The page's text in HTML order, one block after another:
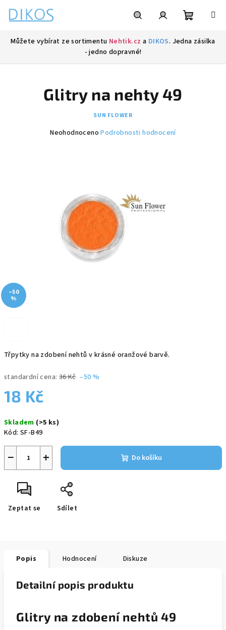
obsah
Můžete vybírat ze sortimentu Nehtik.cz a DIKOS. Jedna zásilka
- jedno dopravné!
Třpytky na zdobení nehtů v krásné oranžové barvě.
standardní cena: 36 Kč –50 %
18 Kč
cena:
Skladem (>5 ks)
Kód: SF-B49
+
− Do košíku
Zeptat se Sdílet
Glitry na nehty 49
SUN FLOWER
Průměrné
hvězdiček.
Neohodnoceno Podrobnosti hodnocení
–50
%
Popis Hodnocení Diskuze
Detailní popis produktu
Glitry na zdobení nehtů 49